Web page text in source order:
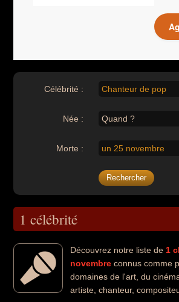
Célébrité : Chanteur de pop
Née : Quand ?
Morte : un 25 novembre
1 célébrité
Découvrez notre liste de 1
novembre connus comme
domaines de l'art, du
artiste, chanteur,